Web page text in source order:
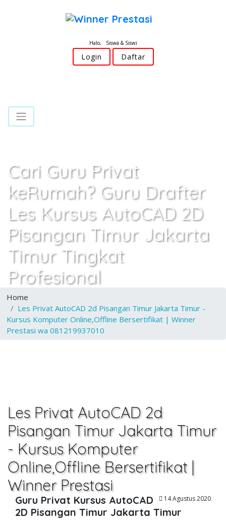
Halo, Siswa & Siswi
Login Daftar
Cari Guru Privat
keRumah? Guru Drafter
Les Kursus AutoCAD 2D
Pisangan Timur Jakarta
Timur Tingkat
Profesional
Home
Les Privat AutoCAD 2d Pisangan Timur Jakarta Timur -
Kursus Komputer Online,Offline Bersertifikat | Winner
Prestasi wa 081219937010
Les Privat AutoCAD 2d
Pisangan Timur Jakarta Timur
- Kursus Komputer
Online,Offline Bersertifikat |
Winner Prestasi
14 Agustus 2020
Guru Privat Kursus AutoCAD
2D Pisangan Timur Jakarta Timur